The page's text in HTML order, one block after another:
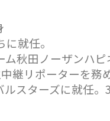
就任。
秋田ノーザンハ
継リポーターを務
スターズに就任